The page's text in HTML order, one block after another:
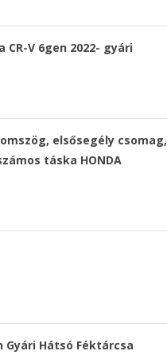
CR-V 6gen 2022- gyári
elsősegély csomag,
táska HONDA
Gyári Hátsó Féktárcsa